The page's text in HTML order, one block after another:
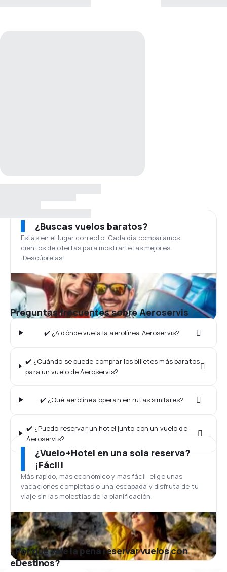
¿Buscas vuelos baratos?
Estás en el lugar correcto. Cada día comparamos
cientos de ofertas para mostrarte las mejores.
¡Descúbrelas!
Preguntas frecuentes sobre Aeroservis
✔️ ¿A dónde vuela la aerolínea Aeroservis?
✔️ ¿Cuándo se puede comprar los billetes más baratos
para un vuelo de Aeroservis?
✔️ ¿Qué aerolínea operan en rutas similares?
✔️ ¿Puedo reservar un hotel junto con un vuelo de
Aeroservis?
¿Vuelo+Hotel en una sola reserva?
¡Fácil!
Más rápido, más económico y más fácil: elige unas
vacaciones completas o una escapada y disfruta de tu
viaje sin las molestias de la planificación.
¿Por qué vale la pena reservar vuelos con
eDestinos?